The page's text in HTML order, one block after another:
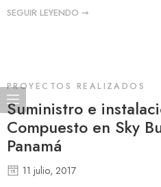
SEGUIR LEYENDO ➞
PROYECTOS REALIZADOS
Suministro e
Compuesto en Sky
Panamá
11 julio, 2017